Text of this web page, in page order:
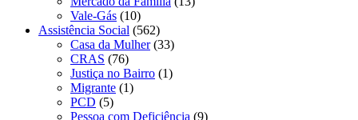
Vale-Gás (10)
Assistência Social (562)
Casa da Mulher(33)
CRAS (76)
Justiça no Bairro (1)
Migrante (1)
PCD (5)
Pessoa com Deficiência (9)